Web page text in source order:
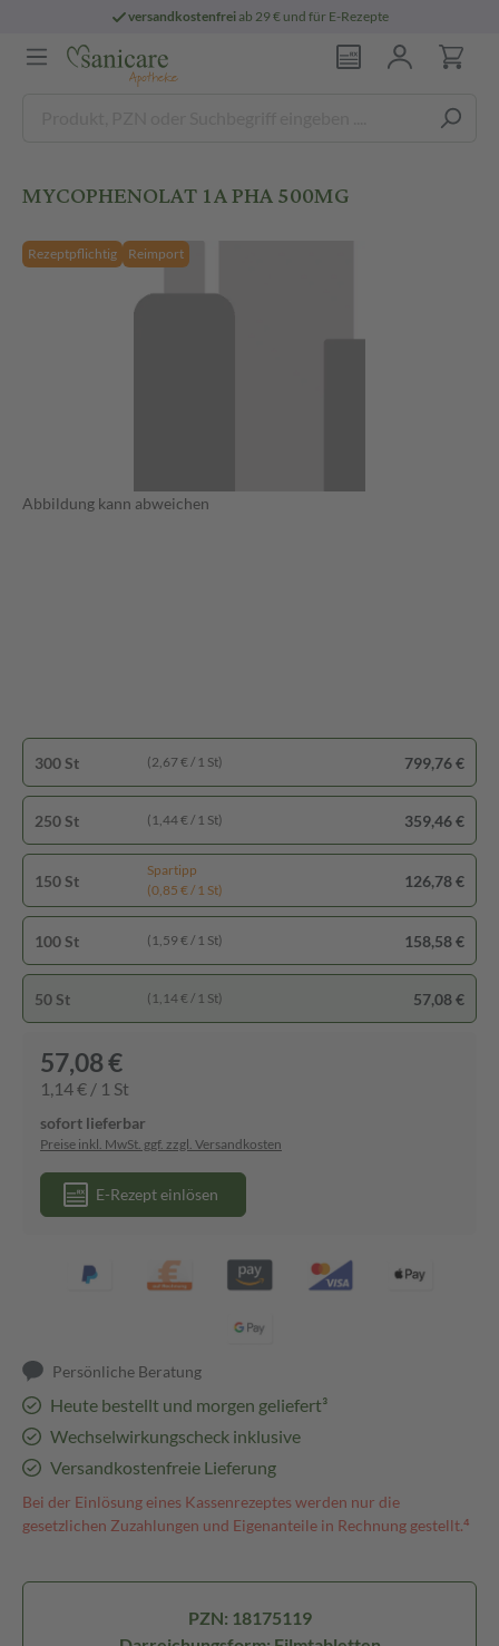
versandkostenfreiab 29 € und für E-Rezepte
MYCOPHENOLAT 1A PHA 500MG
Rezeptpflichtig Reimport
Abbildung kann abweichen
300 St (2,67 € / 1 St) 799,76 €
250 St (1,44 € / 1 St) 359,46 €
150 St
Spartipp
(0,85 € / 1 St)
126,78 €
100 St (1,59 € / 1 St) 158,58 €
50 St (1,14 € / 1 St) 57,08 €
57,08 €
1,14 € / 1 St
sofort lieferbar
Preise inkl. MwSt. ggf. zzgl. Versandkosten
E-Rezept einlösen
Persönliche Beratung
Heute bestellt und morgen geliefert³
Wechselwirkungscheck inklusive
Versandkostenfreie Lieferung
Bei der Einlösung eines Kassenrezeptes werden nur die
gesetzlichen Zuzahlungen und Eigenanteile in Rechnung gestellt.⁴
PZN: 18175119